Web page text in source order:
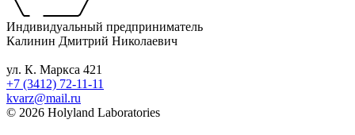
Индивидуальный предприниматель
Калинин Дмитрий Николаевич
ул. К. Маркса 421
+7 (3412) 72-11-11
kvarz@mail.ru
© 2026 Holyland Laboratories